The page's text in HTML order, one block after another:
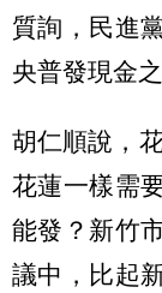
質詢，民進
央普發現金
胡仁順說，
花蓮一樣需
能發？新竹
議中，比起